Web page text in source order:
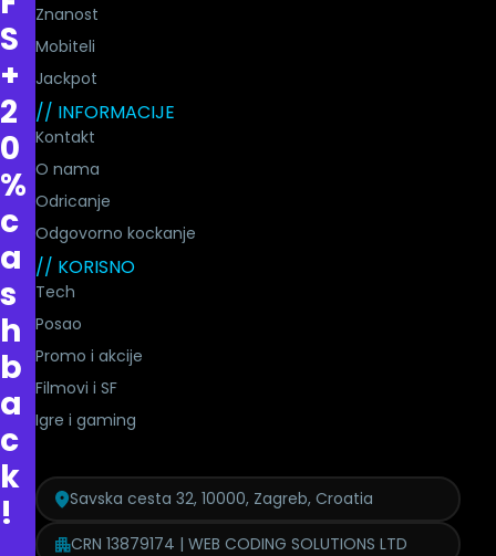
S
+
2
0
%
c
a
s
h
b
a
c
k
!
Znanost
Mobiteli
Jackpot
// INFORMACIJE
Kontakt
O nama
Odricanje
Odgovorno kockanje
// KORISNO
Tech
Posao
Promo i akcije
Filmovi i SF
Igre i gaming
Savska cesta 32, 10000, Zagreb, Croatia
CRN 13879174 | WEB CODING SOLUTIONS LTD